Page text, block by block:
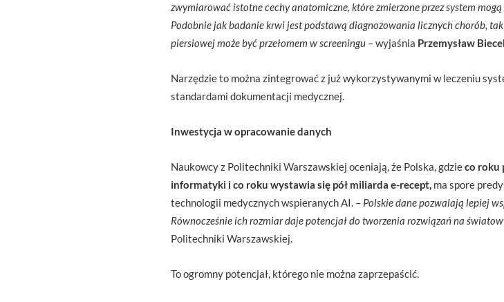
zwymiarować istotne cechy anatomiczne, które zmierzone przez system
Podobnie jak badanie krwi jest podstawą diagnozowania licznych chorób,
piersiowej może być przełomem w screeningu – wyjaśnia Przemysław
Narzędzie to można zintegrować z już wykorzystywanymi w leczeniu
standardami dokumentacji medycznej.
Inwestycja w opracowanie danych
Naukowcy z Politechniki Warszawskiej oceniają, że Polska, gdzieco roku
informatyki i co roku wystawia się pół miliarda e-recept, ma spore
technologii medycznych wspieranych AI. – Polskie dane pozwalają lepiej
Równocześnie ich rozmiar daje potencjał do tworzenia rozwiązań na
Politechniki Warszawskiej.
To ogromny potencjał, którego nie można zaprzepaścić.